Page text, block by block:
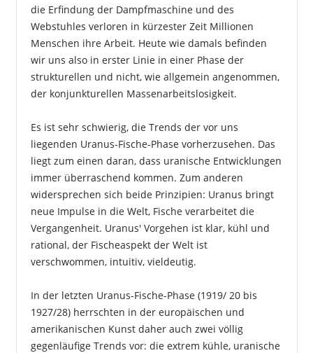
die Erfindung der Dampfmaschine und des
Webstuhles verloren in kürzester Zeit Millionen
Menschen ihre Arbeit. Heute wie damals befinden
wir uns also in erster Linie in einer Phase der
strukturellen und nicht, wie allgemein angenommen,
der konjunkturellen Massenarbeitslosigkeit.
Es ist sehr schwierig, die Trends der vor uns
liegenden Uranus-Fische-Phase vorherzusehen. Das
liegt zum einen daran, dass uranische Entwicklungen
immer überraschend kommen. Zum anderen
widersprechen sich beide Prinzipien: Uranus bringt
neue Impulse in die Welt, Fische verarbeitet die
Vergangenheit. Uranus' Vorgehen ist klar, kühl und
rational, der Fischeaspekt der Welt ist
verschwommen, intuitiv, vieldeutig.
In der letzten Uranus-Fische-Phase (1919/ 20 bis
1927/28) herrschten in der europäischen und
amerikanischen Kunst daher auch zwei völlig
gegenläufige Trends vor: die extrem kühle, uranische